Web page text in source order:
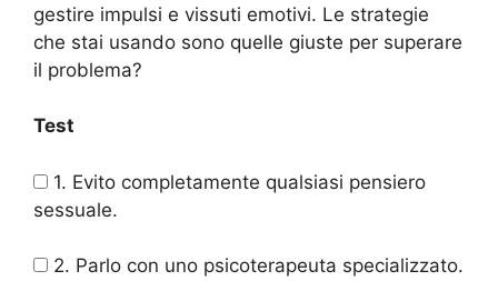
gestire impulsi e vissuti emotivi. Le strategie
che stai usando sono quelle giuste per superare
il problema?
Test
1. Evito completamente qualsiasi pensiero
sessuale.
2. Parlo con uno psicoterapeuta specializzato.